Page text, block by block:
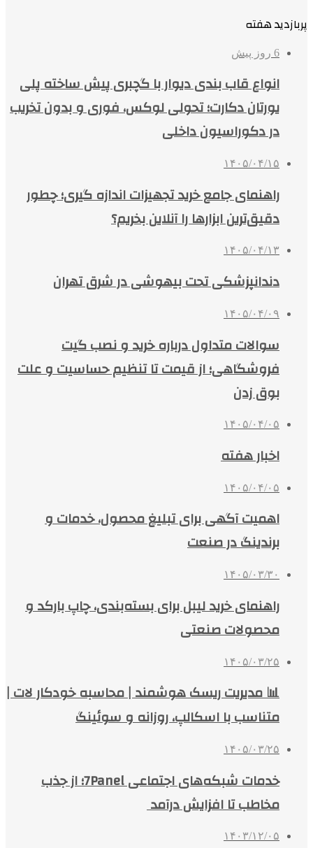
پربازدید هفته
6 روز پیش
انواع قاب بندی دیوار با گچبری پیش ساخته پلی
یورتان دکارت؛ تحولی لوکس، فوری و بدون تخریب
در دکوراسیون داخلی
۱۴۰۵/۰۴/۱۵
راهنمای جامع خرید تجهیزات اندازه گیری؛ چطور
دقیق‌ترین ابزارها را آنلاین بخریم؟
۱۴۰۵/۰۴/۱۳
دندانپزشکی تحت بیهوشی در شرق تهران
۱۴۰۵/۰۴/۰۹
سوالات متداول درباره خرید و نصب گیت
فروشگاهی؛ از قیمت تا تنظیم حساسیت و علت
بوق زدن
۱۴۰۵/۰۴/۰۵
اخبار هفته
۱۴۰۵/۰۴/۰۵
اهمیت آگهی برای تبلیغ محصول، خدمات و
برندینگ در صنعت
۱۴۰۵/۰۳/۳۰
راهنمای خرید لیبل برای بسته‌بندی، چاپ بارکد و
محصولات صنعتی
۱۴۰۵/۰۳/۲۵
📊 مدیریت ریسک هوشمند | محاسبه خودکار لات |
متناسب با اسکالپ، روزانه و سوئینگ
۱۴۰۵/۰۳/۲۵
خدمات شبکه‌های اجتماعی 7Panel؛ از جذب
مخاطب تا افزایش درآمد
۱۴۰۳/۱۲/۰۵